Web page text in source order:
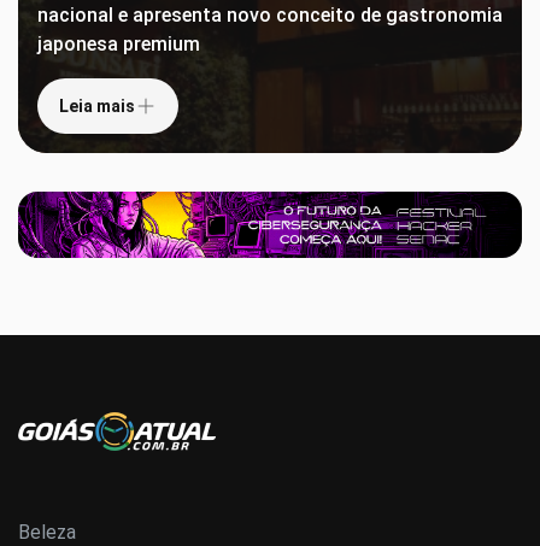
nacional e apresenta novo conceito de gastronomia
japonesa premium
Leia mais
Beleza